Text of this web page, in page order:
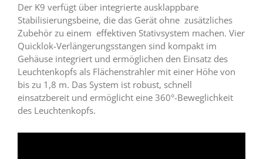
Der K9 verfügt über integrierte ausklappbare
Stabilisierungsbeine, die das Gerät ohne zusätzliches
Zubehör zu einem effektiven Stativsystem machen. Vier
Quicklok-Verlängerungsstangen sind kompakt im
Gehäuse integriert und ermöglichen den Einsatz des
Leuchtenkopfs als Flächenstrahler mit einer Höhe von
bis zu 1,8 m. Das System ist robust, schnell
einsatzbereit und ermöglicht eine 360°-Beweglichkeit
des Leuchtenkopfs.